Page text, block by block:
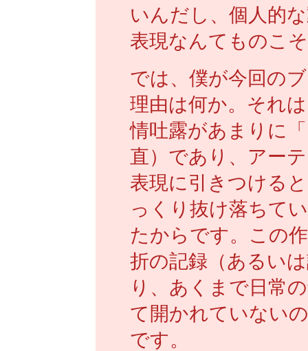
いんだし、個人的
表現なんてものこ
では、僕が今回の
理由は何か。それ
情吐露があまりに
直）であり、アー
表現に引きつける
っくり抜け落ちて
たからです。この
折の記録（あるい
り、あくまで日常
て開かれていない
です。